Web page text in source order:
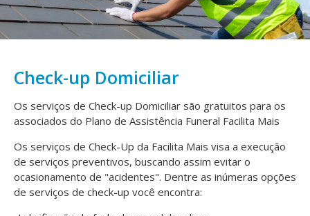
Check-up Domiciliar
Os serviços de Check-up Domiciliar são gratuitos para os
associados do Plano de Assistência Funeral Facilita Mais
Os serviços de Check-Up da Facilita Mais visa a execução
de serviços preventivos, buscando assim evitar o
ocasionamento de "acidentes". Dentre as inúmeras opções
de serviços de check-up você encontra: